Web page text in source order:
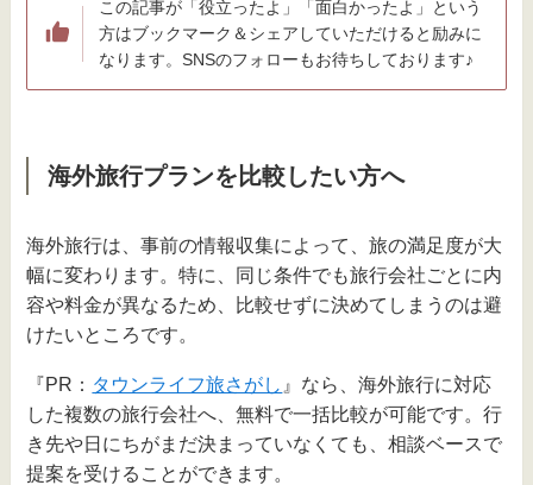
この記事が「役立ったよ」「面白かったよ」という
方はブックマーク＆シェアしていただけると励みに
なります。SNSのフォローもお待ちしております♪
海外旅行プランを比較したい方へ
海外旅行は、事前の情報収集によって、旅の満足度が大
幅に変わります。特に、同じ条件でも旅行会社ごとに内
容や料金が異なるため、比較せずに決めてしまうのは避
けたいところです。
『PR： タウンライフ旅さがし 』なら、海外旅行に対応
した複数の旅行会社へ、無料で一括比較が可能です。行
き先や日にちがまだ決まっていなくても、相談ベースで
提案を受けることができます。